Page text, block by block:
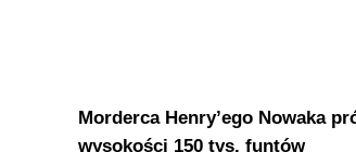
Morderca Henry’ego Nowaka
wysokości 150 tys. funtów